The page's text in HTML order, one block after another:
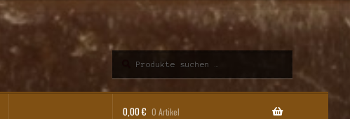
nach:
0,00€ 0 Artikel